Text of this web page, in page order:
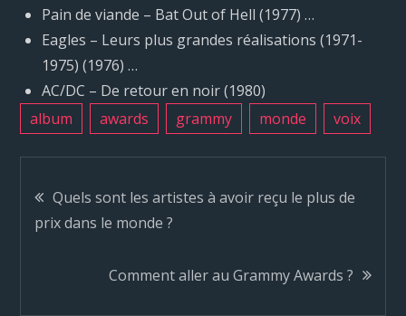
Pain de viande – Bat Out of Hell (1977) …
Eagles – Leurs plus grandes réalisations (1971-
1975) (1976) …
AC/DC – De retour en noir (1980)
album
awards grammy monde voix
N
a
Quels sont les artistes à avoir reçu le plus de
prix dans le monde ?
Comment aller au Grammy Awards ?